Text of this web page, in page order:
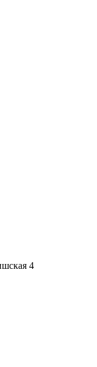
ул. Киришская 4